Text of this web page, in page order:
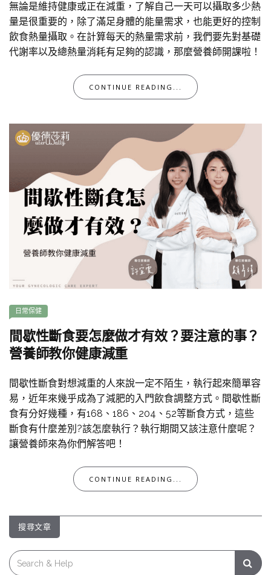
無論是維持健康或正在減重，了解自己一天可以攝取多少熱
量是很重要的，除了滿足身體的能量需求，也能更好的控制
飲食熱量攝取。在計算每天的熱量需求前，我們要先對基礎
代謝率以及總熱量消耗有足夠的認識，那麼營養師開課啦！
CONTINUE READING...
日常保健
間歇性斷食要怎麼做才有效？要注意的事？
營養師教你健康減重
間歇性斷食對想減重的人來說一定不陌生，執行起來簡單容
易，近年來幾乎成為了減肥的入門飲食調整方式。間歇性斷
食有分好幾種，有168、186、204、52等斷食方式，這些
斷食有什麼差別?該怎麼執行？執行期間又該注意什麼呢？
讓營養師來為你們解答吧！
CONTINUE READING...
搜尋文章
Search
for: